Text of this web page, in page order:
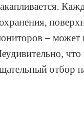
– может
отбор